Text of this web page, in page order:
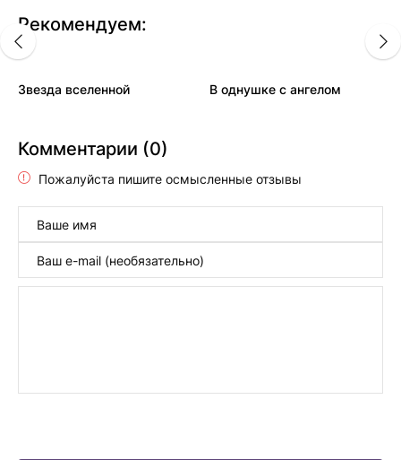
Рекомендуем:
Звезда вселенной В однушке с ангелом
Комментарии (0)
Пожалуйста пишите осмысленные отзывы